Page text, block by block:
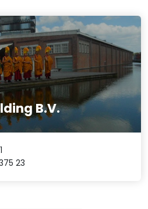
B.V.
23